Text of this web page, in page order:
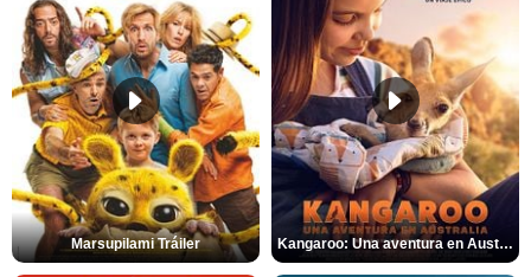
Marsupilami Tráiler Kangaroo: Una aventura en Australia Tráiler